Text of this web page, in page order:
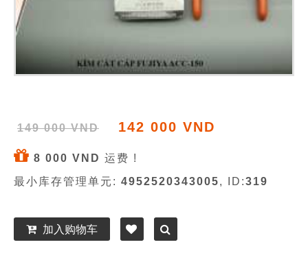
149 000 VND 142 000 VND
8 000 VND 运费 !
最小库存管理单元: 4952520343005, ID:319
加入购物车